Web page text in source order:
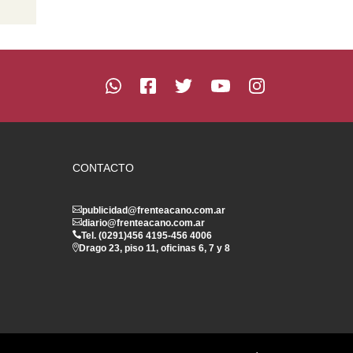
CONTACTO
publicidad@frenteacano.com.ar
diario@frenteacano.com.ar
Tel. (0291)456 4195-456 4006
Drago 23, piso 11, oficinas 6, 7 y 8